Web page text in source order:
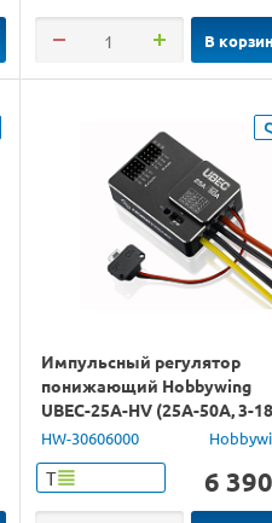
В
Импульсный регулятор
понижающий Hobbywing
UBEC-25A-HV (25A-50A, 3-
Aircraft, Heli)
HW-30606000
Т 6 390